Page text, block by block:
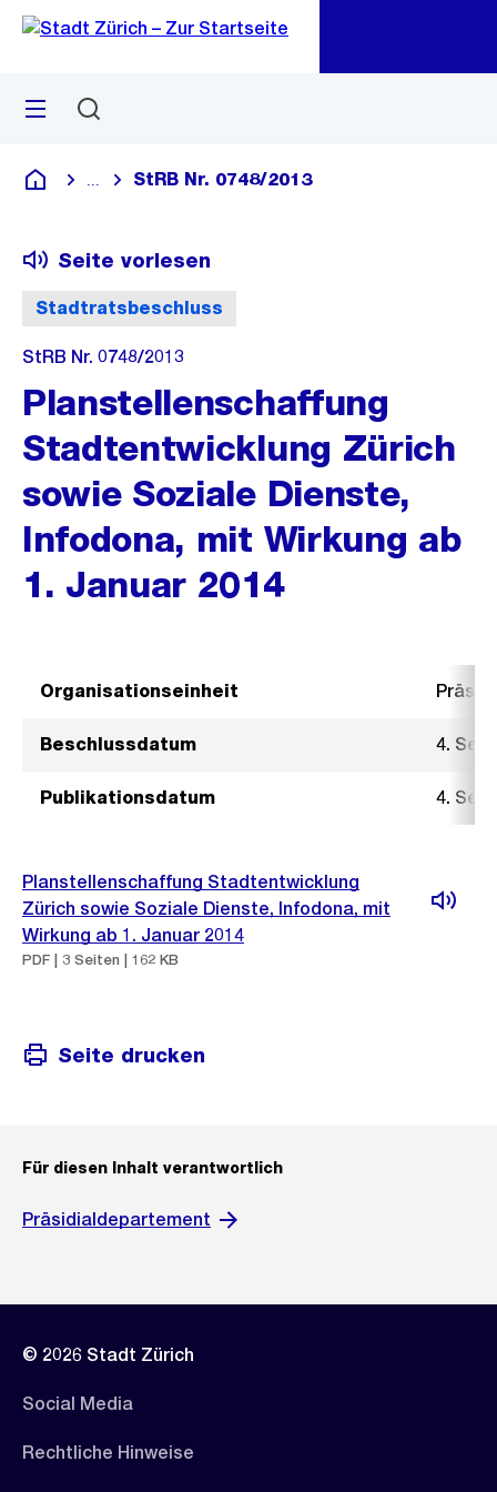
Navigation
Sprunglink
Menü
Deutsch
Blende alle Breadcrumbs ein
StRB Nr. 0748/2013
Stadtratsbeschluss
Seite vorlesen
StRB Nr. 0748/2013
Planstellenschaffung
Stadtentwicklung Zürich
sowie Soziale Dienste,
Infodona, mit Wirkung ab
1. Januar 2014
Organisationseinheit
Beschlussdatum 4.
Publikationsdatum 4.
Planstellenschaffung Stadtentwicklung
Zürich sowie Soziale Dienste, Infodona, mit
Wirkung ab 1. Januar 2014
PDF | 3 Seiten | 162 KB
Seite drucken
Für diesen Inhalt verantwortlich
Präsidialdepartement
© 2026 Stadt Zürich
Social Media
Rechtliche Hinweise